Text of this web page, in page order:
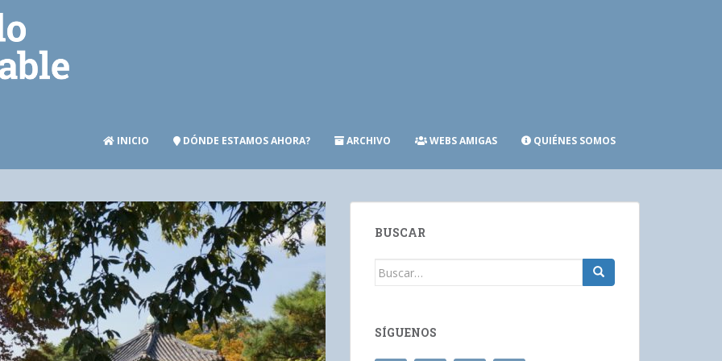
INICIO DÓNDE ESTAMOS AHORA? ARCHIVO WEBS AMIGAS QUIÉNES SOMOS
BUSCAR
Buscar:
SÍGUENOS